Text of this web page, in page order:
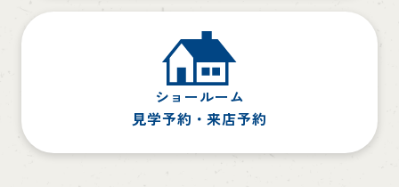
ショールーム
見学予約・来店予約